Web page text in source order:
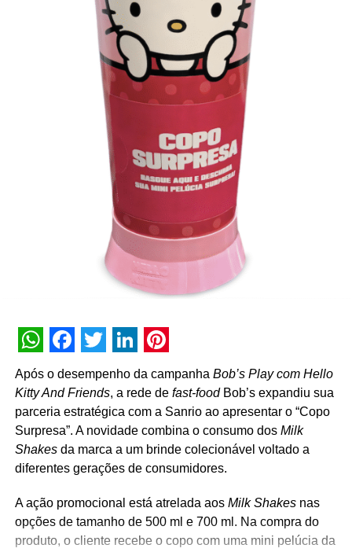
Diretora de Contas: Giovana Foschini
Supervisora de Contas: Carla Kayatt
Executiva de Contas: Bruna Gomes
CBO: Fernando Calfat
Diretor de Growth & Innovation: Weverton Guedes
Diretora de Mídia: Fernanda Gallo
Gerente de Mídia: Lívia Soares e Renata Magalhães
Coordenadora de Mídia: Larissa Nascimento
Head de Data & Performance: Guilherme Lima
Coordenador de Data & Performance: Bruno Doretto
Diretora de Planejamento: Letícia Massa
RTV: Gabriela Garotti e Larissa Ricucci
Produtora: Rebolucion
Direção de Cena: Cassu
Finalização/3D: Clan VFX
Produtora de Áudio: Satélite Áudio
Aprovação no cliente: Marcos Loução, Luiz Arruda e
WhatsApp
Facebook
Twitter
LinkedIn
Pinterest
Após o desempenho da campanha Bob’s Play com Hello
Kitty And Friends, a rede de fast-foodBob’s expandiu sua
parceria estratégica com a Sanrio ao apresentar o “Copo
Surpresa”. A novidade combina o consumo dos Milk
Shakesda marca a um brinde colecionável voltado a
diferentes gerações de consumidores.
A ação promocional está atrelada aos Milk Shakesnas
opções de tamanho de 500 ml e 700 ml. Na compra do
produto, o cliente recebe o copo com uma mini pelúcia da